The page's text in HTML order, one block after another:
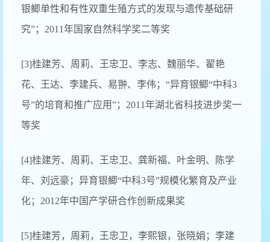
银鲫单性和有性双重生殖方式的发现与遗传基础研
究”；2011年国家自然科学奖二等奖
[3]桂建芳、周莉、王忠卫、李志、魏丽华、翟艳
花、王达、李建兵、易翀、李伟；“异育银鲫“中科3
号”的培育和推广应用”；2011年湖北省科技进步奖一
等奖
[4]桂建芳、周莉、王忠卫、龚新福、叶金明、陈学
年、刘远豪；异育银鲫“中科3号”规模化繁育及产业
化；2012年中国产学研合作创新成果奖
[5]桂建芳，周莉，王忠卫，李熙银，张晓娟；李建